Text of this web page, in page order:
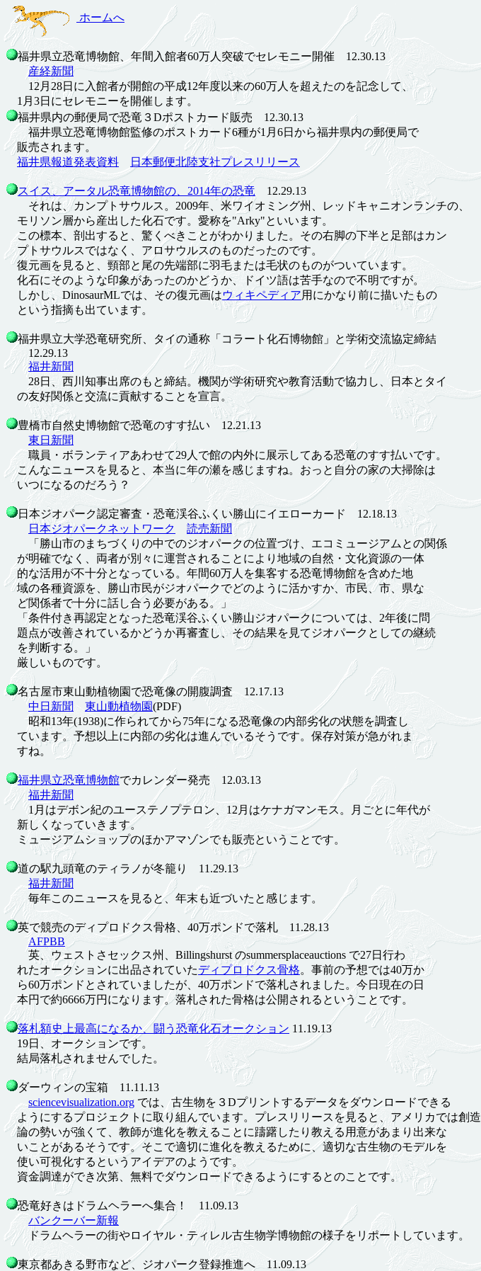
ホームへ
福井県立恐竜博物館、年間入館者60万人突破でセレモニー開催 12.30.13
産経新聞
12月28日に入館者が開館の平成12年度以来の60万人を超えたのを記念して、
1月3日にセレモニーを開催します。
福井県内の郵便局で恐竜３Dポストカード販売 12.30.13
福井県立恐竜博物館監修のポストカード6種が1月6日から福井県内の郵便局で
販売されます。
福井県報道発表資料
日本郵便北陸支社プレスリリース
スイス、アータル恐竜博物館の、2014年の恐竜 12.29.13
それは、カンプトサウルス。2009年、米ワイオミング州、レッドキャニオンランチの、
モリソン層から産出した化石です。愛称を"Arky"といいます。
この標本、剖出すると、驚くべきことがわかりました。その右脚の下半と足部はカン
プトサウルスではなく、アロサウルスのものだったのです。
復元画を見ると、頸部と尾の先端部に羽毛または毛状のものがついています。
化石にそのような印象があったのかどうか、ドイツ語は苦手なので不明ですが。
しかし、DinosaurMLでは、その復元画はウィキペディア用にかなり前に描いたもの
という指摘も出ています。
福井県立大学恐竜研究所、タイの通称「コラート化石博物館」と学術交流協定締結
12.29.13
福井新聞
28日、西川知事出席のもと締結。機関が学術研究や教育活動で協力し、日本とタイ
の友好関係と交流に貢献することを宣言。
豊橋市自然史博物館で恐竜のすす払い 12.21.13
東日新聞
職員・ボランティアあわせて29人で館の内外に展示してある恐竜のすす払いです。
こんなニュースを見ると、本当に年の瀬を感じますね。おっと自分の家の大掃除は
いつになるのだろう？
日本ジオパーク認定審査・恐竜渓谷ふくい勝山にイエローカード 12.18.13
日本ジオパークネットワーク
読売新聞
「勝山市のまちづくりの中でのジオパークの位置づけ、エコミュージアムとの関係
が明確でなく、両者が別々に運営されることにより地域の自然・文化資源の一体
的な活用が不十分となっている。年間60万人を集客する恐竜博物館を含めた地
域の各種資源を、勝山市民がジオパークでどのように活かすか、市民、市、県な
ど関係者で十分に話し合う必要がある。」
「条件付き再認定となった恐竜渓谷ふくい勝山ジオパークについては、2年後に問
題点が改善されているかどうか再審査し、その結果を見てジオパークとしての継続
を判断する。」
厳しいものです。
名古屋市東山動植物園で恐竜像の開腹調査 12.17.13
中日新聞
東山動植物園(PDF)
昭和13年(1938)に作られてから75年になる恐竜像の内部劣化の状態を調査し
ています。予想以上に内部の劣化は進んでいるそうです。保存対策が急がれま
すね。
福井県立恐竜博物館でカレンダー発売 12.03.13
福井新聞
1月はデボン紀のユーステノプテロン、12月はケナガマンモス。月ごとに年代が
新しくなっていきます。
ミュージアムショップのほかアマゾンでも販売ということです。
道の駅九頭竜のティラノが冬籠り 11.29.13
福井新聞
毎年このニュースを見ると、年末も近づいたと感じます。
英で競売のディプロドクス骨格、40万ポンドで落札 11.28.13
AFPBB
英、ウェストさセックス州、Billingshurst のsummersplaceauctions で27日行わ
れたオークションに出品されていたディプロドクス骨格。事前の予想では40万か
ら60万ポンドとされていましたが、40万ポンドで落札されました。今日現在の日
本円で約6666万円になります。落札された骨格は公開されるということです。
落札額史上最高になるか、闘う恐竜化石オークション 11.19.13
19日、オークションです。
結局落札されませんでした。
ダーウィンの宝箱 11.11.13
sciencevisualization.org では、古生物を３Dプリントするデータをダウンロードできる
ようにするプロジェクトに取り組んでいます。プレスリリースを見ると、アメリカでは創造
論の勢いが強くて、教師が進化を教えることに躊躇したり教える用意があまり出来な
いことがあるそうです。そこで適切に進化を教えるために、適切な古生物のモデルを
使い可視化するというアイデアのようです。
資金調達ができ次第、無料でダウンロードできるようにするとのことです。
恐竜好きはドラムヘラーへ集合！ 11.09.13
バンクーバー新報
ドラムヘラーの街やロイヤル・ティレル古生物学博物館の様子をリポートしています。
東京都あきる野市など、ジオパーク登録推進へ 11.09.13